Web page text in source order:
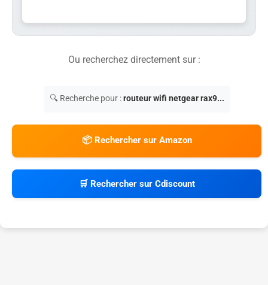
Ou recherchez directement sur :
🔍 Recherche pour :routeur wifi netgear rax9...
📦 Rechercher sur Amazon
🛒 Rechercher sur Cdiscount